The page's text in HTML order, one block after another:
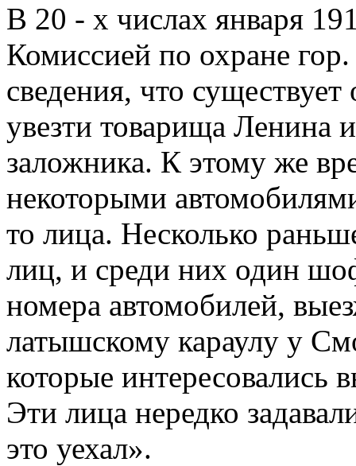
В 20 - х числах января
Комиссией по охране
сведения, что
увезти товарища Ленина
заложника. К этому же
некоторыми
то лица. Несколько
лиц, и среди них один
номера автомобилей,
латышскому караулу у
которые
Эти лица нередко
это уехал».